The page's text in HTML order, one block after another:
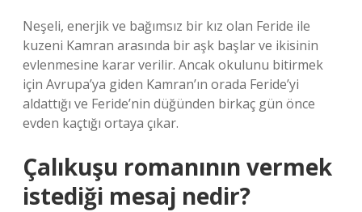
Neşeli, enerjik ve bağımsız bir kız olan Feride ile
kuzeni Kamran arasında bir aşk başlar ve ikisinin
evlenmesine karar verilir. Ancak okulunu bitirmek
için Avrupa’ya giden Kamran’ın orada Feride’yi
aldattığı ve Feride’nin düğünden birkaç gün önce
evden kaçtığı ortaya çıkar.
Çalıkuşu romanının vermek
istediği mesaj nedir?